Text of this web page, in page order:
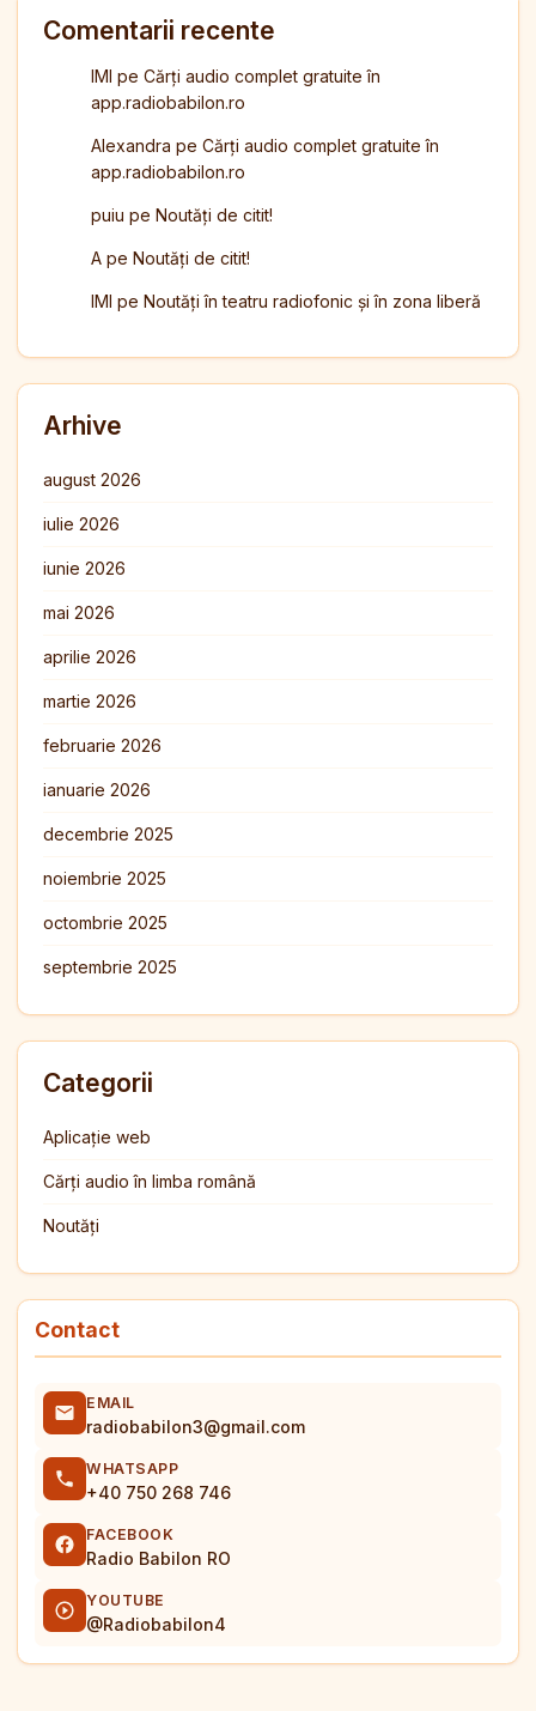
Comentarii recente
IMI pe Cărți audio complet gratuite în
app.radiobabilon.ro
Alexandra pe Cărți audio complet gratuite în
app.radiobabilon.ro
puiu pe Noutăți de citit!
A pe Noutăți de citit!
IMI pe Noutăți în teatru radiofonic și în zona liberă
Arhive
august 2026
iulie 2026
iunie 2026
mai 2026
aprilie 2026
martie 2026
februarie 2026
ianuarie 2026
decembrie 2025
noiembrie 2025
octombrie 2025
septembrie 2025
Categorii
Aplicație web
Cărți audio în limba română
Noutăți
Contact
EMAIL
radiobabilon3@gmail.com
WHATSAPP
+40 750 268 746
FACEBOOK
Radio Babilon RO
YOUTUBE
@Radiobabilon4